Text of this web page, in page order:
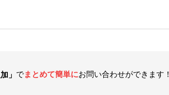
」 でまとめて簡単にお問い合わせができます！